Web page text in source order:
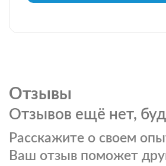
Отзывы
Отзывов ещё нет,
Расскажите о своем
Ваш отзыв поможет